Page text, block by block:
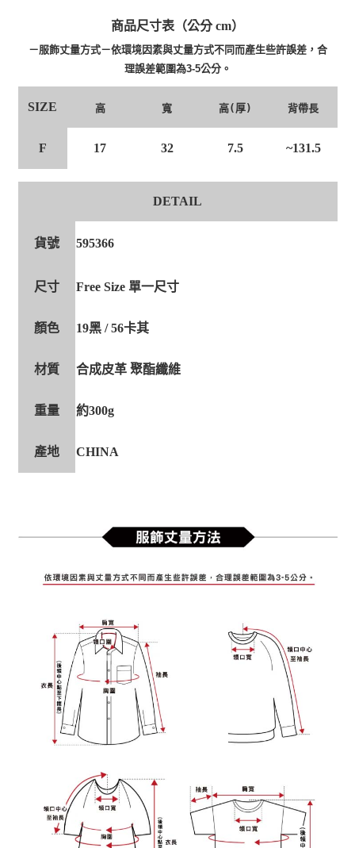
商品尺寸表（公分 cm）
－服飾丈量方式－依環境因素與丈量方式不同而產生些許誤差，合
理誤差範圍為3-5公分。
SIZE 高 寬 高(厚) 背帶長
F 17 32 7.5 ~131.5
DETAIL
貨號 595366
尺寸 Free Size 單一尺寸
顏色 19黑 / 56卡其
材質 合成皮革 聚酯纖維
重量 約300g
產地 CHINA